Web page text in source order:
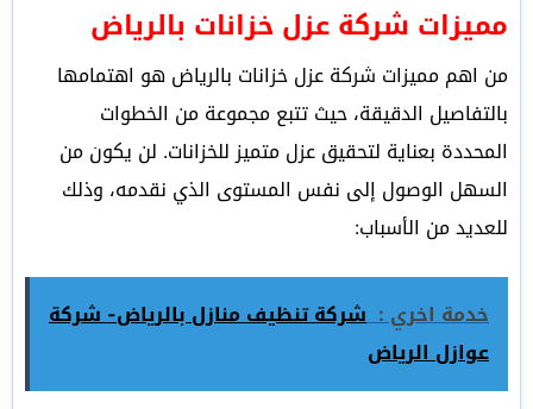
مميزات شركة عزل خزانات بالرياض
من اهم مميزات شركة عزل خزانات بالرياض هو اهتمامها
بالتفاصيل الدقيقة، حيث تتبع مجموعة من الخطوات
المحددة بعناية لتحقيق عزل متميز للخزانات. لن يكون من
السهل الوصول إلى نفس المستوى الذي نقدمه، وذلك
للعديد من الأسباب:
خدمة اخري : شركة تنظيف منازل بالرياض- شركة
عوازل الرياض